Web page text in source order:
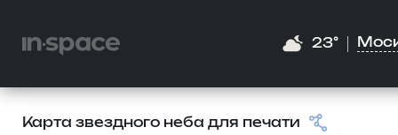
23°
Карта звездного неба для печати